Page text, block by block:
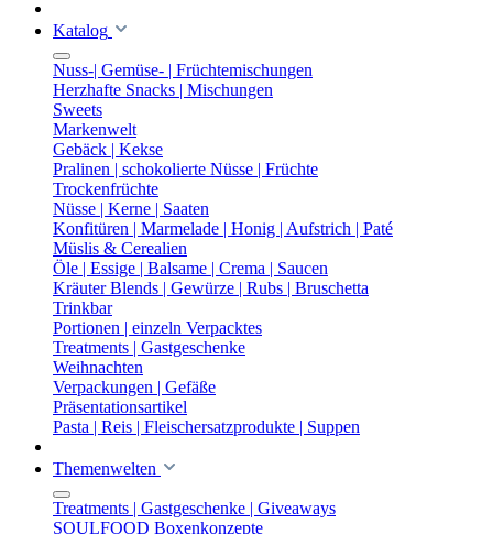
Katalog
Nuss-| Gemüse- | Früchtemischungen
Herzhafte Snacks | Mischungen
Sweets
Markenwelt
Gebäck | Kekse
Pralinen | schokolierte Nüsse | Früchte
Trockenfrüchte
Nüsse | Kerne | Saaten
Konfitüren | Marmelade | Honig | Aufstrich | Paté
Müslis & Cerealien
Öle | Essige | Balsame | Crema | Saucen
Kräuter Blends | Gewürze | Rubs | Bruschetta
Trinkbar
Portionen | einzeln Verpacktes
Treatments | Gastgeschenke
Weihnachten
Verpackungen | Gefäße
Präsentationsartikel
Pasta | Reis | Fleischersatzprodukte | Suppen
Themenwelten
Treatments | Gastgeschenke | Giveaways
SOULFOOD Boxenkonzepte